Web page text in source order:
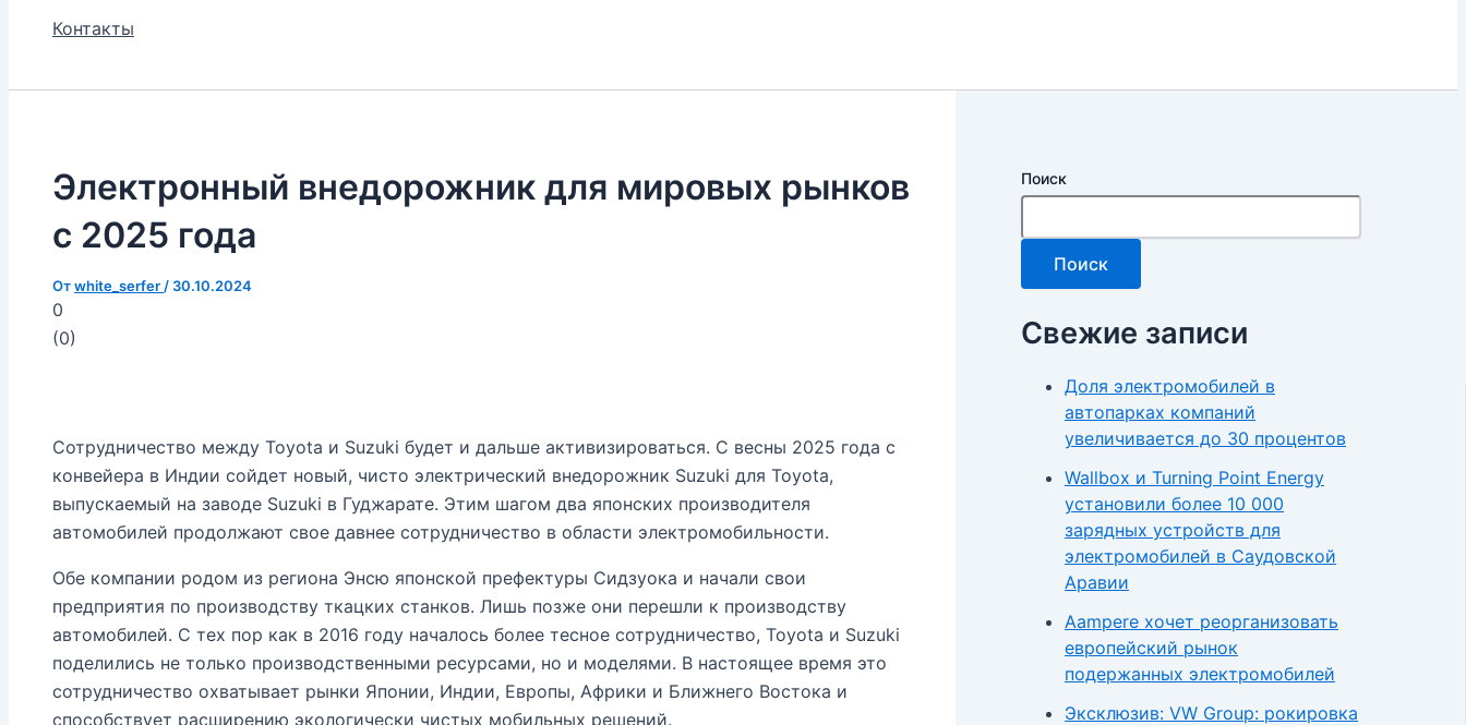
Контакты
Электронный внедорожник для мировых рынков
с 2025 года
Отwhite_serfer / 30.10.2024
0
(0)
Сотрудничество между Toyota и Suzuki будет и дальше активизироваться. С весны 2025 года с
конвейера в Индии сойдет новый, чисто электрический внедорожник Suzuki для Toyota,
выпускаемый на заводе Suzuki в Гуджарате. Этим шагом два японских производителя
автомобилей продолжают свое давнее сотрудничество в области электромобильности.
Обе компании родом из региона Энсю японской префектуры Сидзуока и начали свои
предприятия по производству ткацких станков. Лишь позже они перешли к производству
автомобилей. С тех пор как в 2016 году началось более тесное сотрудничество, Toyota и Suzuki
поделились не только производственными ресурсами, но и моделями. В настоящее время это
сотрудничество охватывает рынки Японии, Индии, Европы, Африки и Ближнего Востока и
способствует расширению экологически чистых мобильных решений.
Поиск
Поиск
Свежие записи
Доля электромобилей в
автопарках компаний
увеличивается до 30 процентов
Wallbox и Turning Point Energy
установили более 10 000
зарядных устройств для
электромобилей в Саудовской
Аравии
Aampere хочет реорганизовать
европейский рынок
подержанных электромобилей
Эксклюзив: VW Group: рокировка